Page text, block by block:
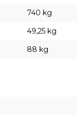
740 kg
49,25 kg
88 kg